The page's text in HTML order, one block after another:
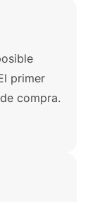
primer
compra.